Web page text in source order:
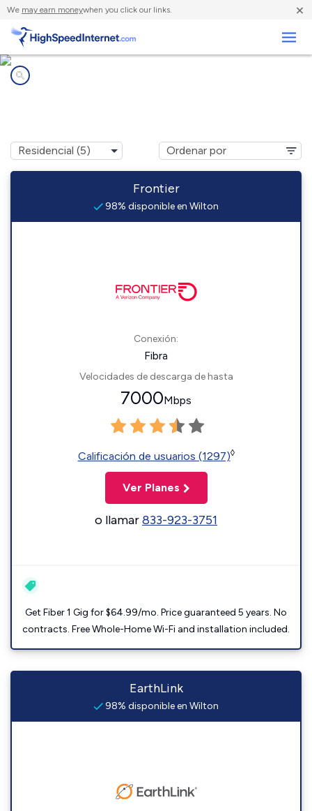
We may earn moneywhen you click our links. ×
Frontier
98% disponible en Wilton
Conexión:
Fibra
Velocidades de descarga de hasta
7000Mbps
Calificación de usuarios (1297)◊
Ver Planes
o llamar833-923-3751
Get Fiber 1 Gig for $64.99/mo. Price guaranteed 5 years. No
contracts. Free Whole-Home Wi-Fi and installation included.
EarthLink
98% disponible en Wilton